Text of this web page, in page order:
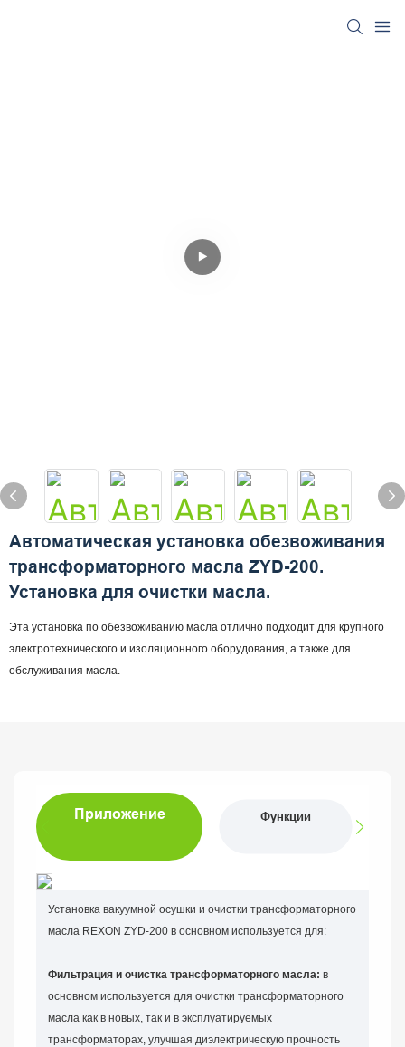
Автоматическая установка обезвоживания
трансформаторного масла ZYD-200.
Установка для очистки масла.
Эта установка по обезвоживанию масла отлично подходит для крупного
электротехнического и изоляционного оборудования, а также для
обслуживания масла.
Приложение Функции
Установка вакуумной осушки и очистки трансформаторного
масла REXON ZYD-200 в основном используется для:
Фильтрация и очистка трансформаторного масла: в
основном используется для очистки трансформаторного
масла как в новых, так и в эксплуатируемых
трансформаторах, улучшая диэлектрическую прочность